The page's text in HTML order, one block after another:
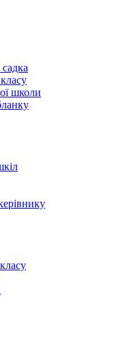
школи